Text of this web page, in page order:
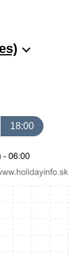
18:00